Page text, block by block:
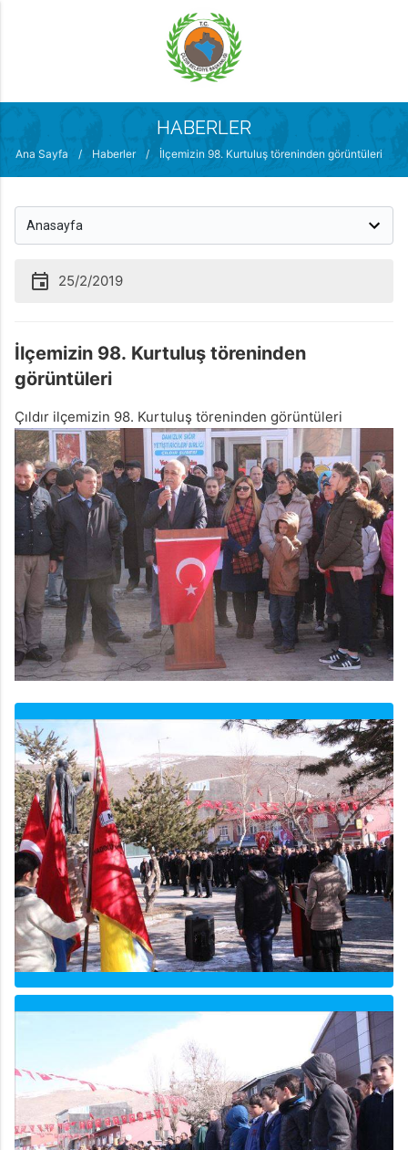
HABERLER
Ana Sayfa / Haberler / İlçemizin 98. Kurtuluş töreninden görüntüleri
25/2/2019
İlçemizin 98. Kurtuluş töreninden
görüntüleri
Çıldır ilçemizin 98. Kurtuluş töreninden görüntüleri